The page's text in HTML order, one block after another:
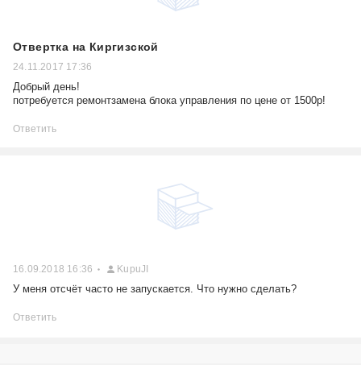
Отвертка на Киргизской
24.11.2017 17:36
Добрый день!
потребуется ремонтзамена блока управления по цене от 1500р!
Ответить
16.09.2018 16:36 KupuJI
У меня отсчёт часто не запускается. Что нужно сделать?
Ответить